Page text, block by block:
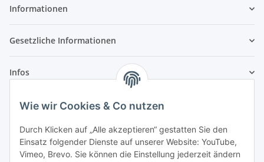
Wie wir Cookies & Co nutzen
Durch Klicken auf „Alle akzeptieren“ gestatten Sie den
Einsatz folgender Dienste auf unserer Website: YouTube,
Vimeo, Brevo. Sie können die Einstellung jederzeit ändern
Informationen
Gesetzliche Informationen
Infos
Laden - Öffnungszeiten:
Montag 09:00Uhr bis
16:00 Uhr
Dienstag
09:00 Uhr bis
17:00 Uhr